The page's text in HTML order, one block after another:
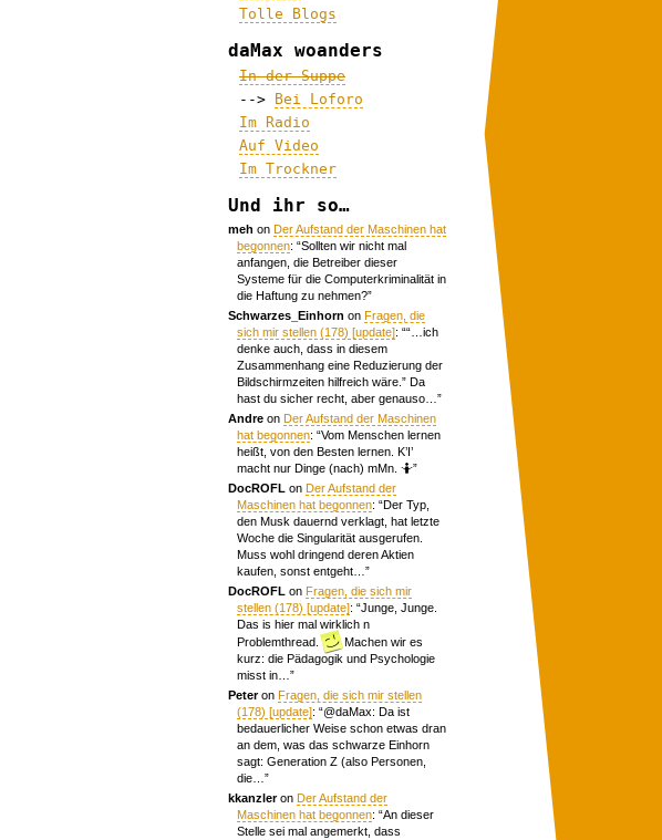
Tolle Blogs
daMax woanders
In der Suppe
-->
Bei Loforo
Im Radio
Auf Video
Im Trockner
Und ihr so…
meh onDer Aufstand der Maschinen hat
begonnen: “Sollten wir nicht mal
anfangen, die Betreiber dieser
Systeme für die Computerkriminalität in
die Haftung zu nehmen?”
Schwarzes_Einhorn onFragen, die
sich mir stellen (178) [update]: ““…ich
denke auch, dass in diesem
Zusammenhang eine Reduzierung der
Bildschirmzeiten hilfreich wäre.” Da
hast du sicher recht, aber genauso… ”
Andre onDer Aufstand der Maschinen
hat begonnen: “Vom Menschen lernen
heißt, von den Besten lernen. K’I’
macht nur Dinge (nach) mMn. 🤷”
DocROFL onDer Aufstand der
Maschinen hat begonnen: “Der Typ,
den Musk dauernd verklagt, hat letzte
Woche die Singularität ausgerufen.
Muss wohl dringend deren Aktien
kaufen, sonst entgeht… ”
DocROFL onFragen, die sich mir
stellen (178) [update]: “Junge, Junge.
Das is hier mal wirklich n
Problemthread.
Machen wir es
kurz: die Pädagogik und Psychologie
misst in… ”
PeteronFragen, die sich mir stellen
(178) [update]: “@daMax: Da ist
bedauerlicher Weise schon etwas dran
an dem, was das schwarze Einhorn
sagt: Generation Z (also Personen,
die… ”
kkanzleronDer Aufstand der
Maschinen hat begonnen: “An dieser
Stelle sei mal angemerkt, dass